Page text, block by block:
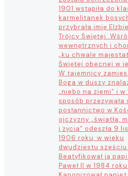
1901 wstąpiła do
karmelitanek
przybrała imię
Trójcy Świętej.
wewnętrznych i
„ku chwale
Świętej obecnej w
W tajemnicy
Boga w duszy
„niebo na ziemi” i w
sposób przeżywała
posłannictwo w
ojczyzny „światła,
i życia” odeszła 9
1906 roku, w wieku
dwudziestu
Beatyfikował ją
Paweł II w 1984 roku.